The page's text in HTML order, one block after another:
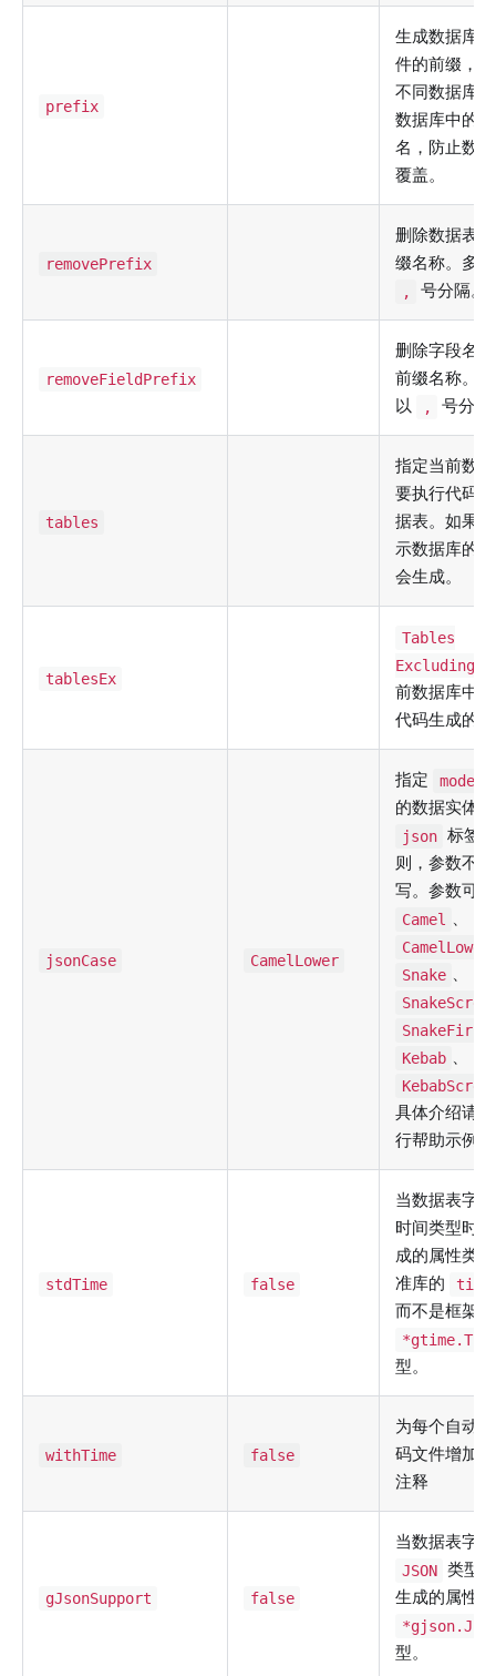
prefix
生成数据库
件的前缀，
不同数据库
数据库中的
名，防止数
覆盖。
removePrefix
删除数据表
缀名称。多
, 号分隔。
removeFieldPrefix
删除字段名
前缀名称。
以
, 号分隔
tables
指定当前数
要执行代码
据表。如果
示数据库的
会生成。
tablesEx
Tables
Excluding
前数据库中
代码生成的
jsonCase CamelLower
指定 model
的数据实体
json 标签
则，参数不
写。参数可
Camel 、
CamelLower
Snake 、
Kebab 、
具体介绍请
行帮助示例。
stdTime false
当数据表字
时间类型时
成的属性类
准库的
而不是框架的
型。
withTime false
为每个自动
码文件增加
注释
gJsonSupport false
当数据表字
JSON 类型
生成的属性
型。